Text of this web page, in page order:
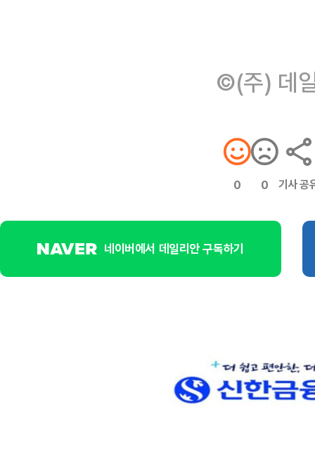
©(주) 데
0 0 기사 공
네이버에서 데일리안 구독하기